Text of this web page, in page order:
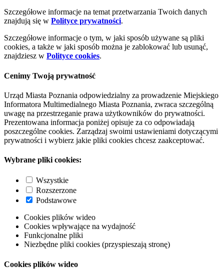
Szczegółowe informacje na temat przetwarzania Twoich danych
znajdują się w Polityce prywatności.
Szczegółowe informacje o tym, w jaki sposób używane są pliki
cookies, a także w jaki sposób można je zablokować lub usunąć,
znajdziesz w Polityce cookies.
Cenimy Twoją prywatność
Urząd Miasta Poznania odpowiedzialny za prowadzenie Miejskiego
Informatora Multimedialnego Miasta Poznania, zwraca szczególną
uwagę na przestrzeganie prawa użytkowników do prywatności.
Prezentowana informacja poniżej opisuje za co odpowiadają
poszczególne cookies. Zarządzaj swoimi ustawieniami dotyczącymi
prywatności i wybierz jakie pliki cookies chcesz zaakceptować.
Wybrane pliki cookies:
Wszystkie
Rozszerzone
Podstawowe
Cookies plików wideo
Cookies wpływające na wydajność
Funkcjonalne pliki
Niezbędne pliki cookies (przyspieszają stronę)
Cookies plików wideo